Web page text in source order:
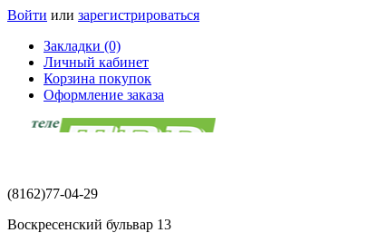
Войти или зарегистрироваться
Закладки (0)
Личный кабинет
Корзина покупок
Оформление заказа
(8162)77-04-29
Воскресенский бульвар 13